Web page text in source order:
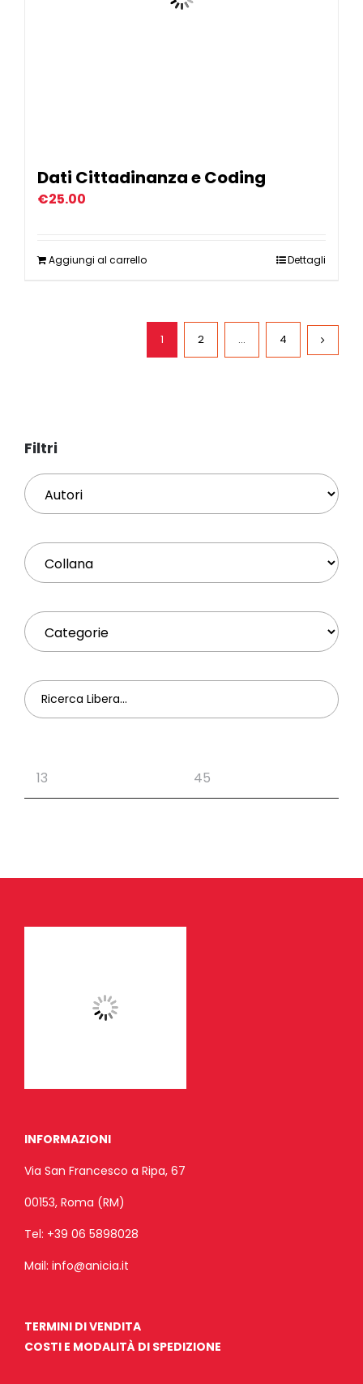
Dati Cittadinanza e Coding
€25.00
Aggiungi al carrello Dettagli
1 2 … 4
Filtri
INFORMAZIONI
Via San Francesco a Ripa, 67
00153, Roma (RM)
Tel: +39 06 5898028
Mail: info@anicia.it
TERMINI DI VENDITA
COSTI E MODALITÀ DI SPEDIZIONE